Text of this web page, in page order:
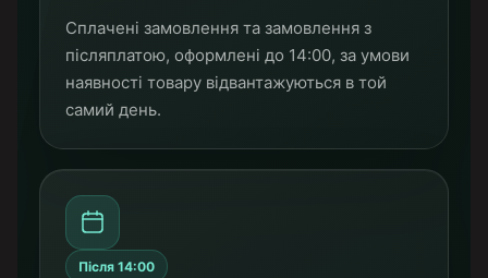
Сплачені замовлення та замовлення з
післяплатою, оформлені до 14:00, за умови
наявності товару відвантажуються в той
самий день.
Після 14:00